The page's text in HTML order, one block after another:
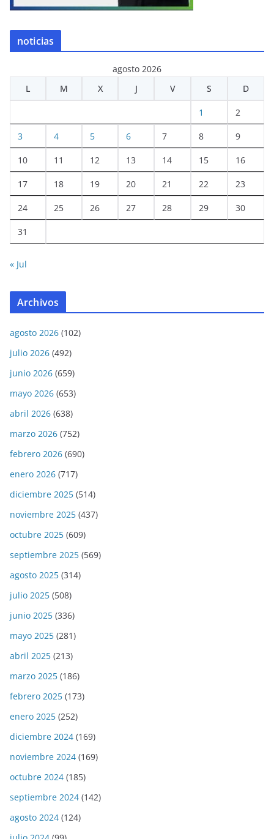
noticias
agosto 2026
L
M X J V S D
1 2
3 4 5 6 7 8 9
10 11 12 13 14 15 16
17 18 19 20 21 22 23
24 25 26 27 28 29 30
31
« Jul
Archivos
agosto 2026 (102)
julio 2026 (492)
junio 2026 (659)
mayo 2026 (653)
abril 2026 (638)
marzo 2026 (752)
febrero 2026 (690)
enero 2026 (717)
diciembre 2025 (514)
noviembre 2025 (437)
octubre 2025 (609)
septiembre 2025 (569)
agosto 2025 (314)
julio 2025 (508)
junio 2025 (336)
mayo 2025 (281)
abril 2025 (213)
marzo 2025 (186)
febrero 2025 (173)
enero 2025 (252)
diciembre 2024 (169)
noviembre 2024 (169)
octubre 2024 (185)
septiembre 2024 (142)
agosto 2024 (124)